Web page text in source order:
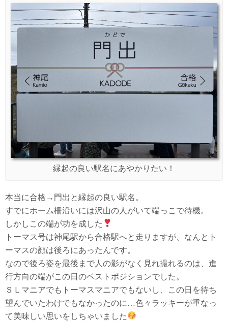
縁起の良い駅名にあやかりたい！
本当に合格→門出と縁起の良い駅名。
すでにホーム柵沿いには沢山の人がいて端っこで待機。
しかしこの端が功を成した
トーマス号は神尾駅から合格駅へと走りますが、なんとト
ーマスの顔は後ろにあったんです。
なので後ろ姿を最後まで人の影がなく見れ撮れるのは、進
行方向の端がこの日のベストポジションでした。
ＳＬマニアでもトーマスマニアでもないし、この日を待ち
望んでいたわけでもなかったのに…色々ラッキーが重なっ
て美味しい思いをしちゃいました